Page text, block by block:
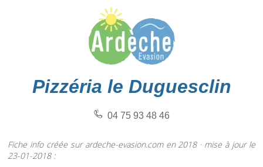
Pizzéria le Duguesclin
04 75 93 48 46
Fiche info créée sur ardeche-evasion.com en 2018 · mise à jour le
23-01-2018 :